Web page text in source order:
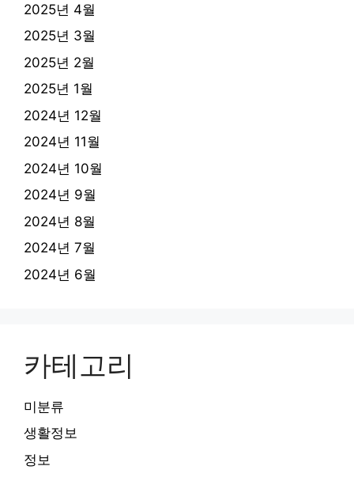
2025년 4월
2025년 3월
2025년 2월
2025년 1월
2024년 12월
2024년 11월
2024년 10월
2024년 9월
2024년 8월
2024년 7월
2024년 6월
카테고리
미분류
생활정보
정보